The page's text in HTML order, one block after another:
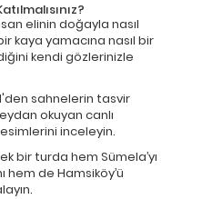
elinin doğayla nasıl
kaya yamacına nasıl bir
kendi gözlerinizle
sahnelerin tasvir
okuyan canlı
inceleyin.
bir turda hem Sümela’yı
hem de Hamsiköy’ü